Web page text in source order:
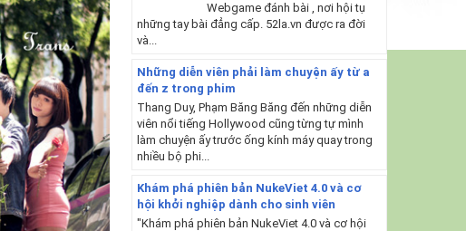
Webgame đánh bài , nơi hội tụ
những tay bài đẳng cấp. 52la.vn được ra đời
và...
Những diễn viên phải làm chuyện ấy từ a
đến z trong phim
Thang Duy, Phạm Băng Băng đến những diễn
viên nổi tiếng Hollywood cũng từng tự mình
làm chuyện ấy trước ống kính máy quay trong
nhiều bộ phi...
Khám phá phiên bản NukeViet 4.0 và cơ
hội khởi nghiệp dành cho sinh viên
"Khám phá phiên bản NukeViet 4.0 và cơ hội